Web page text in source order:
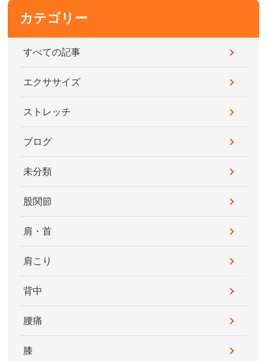
カテゴリー
すべての記事
エクササイズ
ストレッチ
ブログ
未分類
股関節
肩・首
肩こり
背中
腰痛
膝